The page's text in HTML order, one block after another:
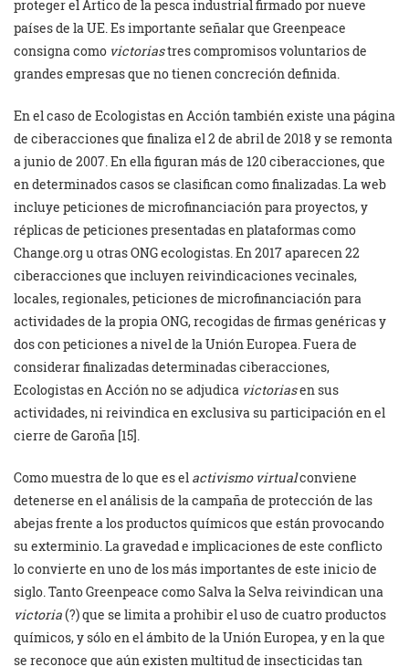
proteger el Ártico de la pesca industrial firmado por nueve
países de la UE. Es importante señalar que Greenpeace
consigna como victoriastres compromisos voluntarios de
grandes empresas que no tienen concreción definida.
En el caso de Ecologistas en Acción también existe una página
de ciberacciones que finaliza el 2 de abril de 2018 y se remonta
a junio de 2007. En ella figuran más de 120 ciberacciones, que
en determinados casos se clasifican como finalizadas. La web
incluye peticiones de microfinanciación para proyectos, y
réplicas de peticiones presentadas en plataformas como
Change.org u otras ONG ecologistas. En 2017 aparecen 22
ciberacciones que incluyen reivindicaciones vecinales,
locales, regionales, peticiones de microfinanciación para
actividades de la propia ONG, recogidas de firmas genéricas y
dos con peticiones a nivel de la Unión Europea. Fuera de
considerar finalizadas determinadas ciberacciones,
Ecologistas en Acción no se adjudica victoriasen sus
actividades, ni reivindica en exclusiva su participación en el
cierre de Garoña [15].
Como muestra de lo que es el activismo virtualconviene
detenerse en el análisis de la campaña de protección de las
abejas frente a los productos químicos que están provocando
su exterminio. La gravedad e implicaciones de este conflicto
lo convierte en uno de los más importantes de este inicio de
siglo. Tanto Greenpeace como Salva la Selva reivindican una
victoria(?) que se limita a prohibir el uso de cuatro productos
químicos, y sólo en el ámbito de la Unión Europea, y en la que
se reconoce que aún existen multitud de insecticidas tan